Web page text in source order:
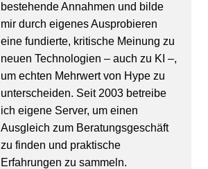
bestehende Annahmen und bilde
mir durch eigenes Ausprobieren
eine fundierte, kritische Meinung zu
neuen Technologien – auch zu KI –,
um echten Mehrwert von Hype zu
unterscheiden. Seit 2003 betreibe
ich eigene Server, um einen
Ausgleich zum Beratungsgeschäft
zu finden und praktische
Erfahrungen zu sammeln.